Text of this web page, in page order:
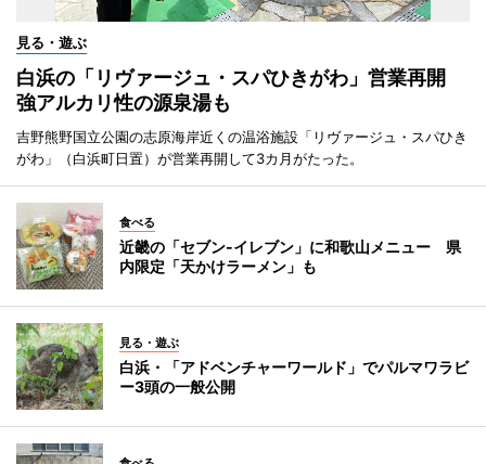
見る・遊ぶ
白浜の「リヴァージュ・スパひきがわ」営業再開
強アルカリ性の源泉湯も
吉野熊野国立公園の志原海岸近くの温浴施設「リヴァージュ・スパひき
がわ」（白浜町日置）が営業再開して3カ月がたった。
食べる
近畿の「セブン-イレブン」に和歌山メニュー 県
内限定「天かけラーメン」も
見る・遊ぶ
白浜・「アドベンチャーワールド」でパルマワラビ
ー3頭の一般公開